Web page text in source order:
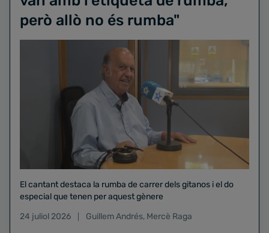
però allò no és rumba"
El cantant destaca la rumba de carrer dels gitanos i el do
especial que tenen per aquest gènere
24 juliol 2026
Guillem Andrés, Mercè Raga